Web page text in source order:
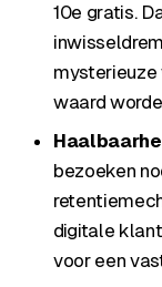
10e gratis.
waard
bezoeken
digitale
voor een